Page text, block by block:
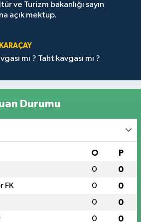
ve Turizm bakanlığı sayın
açık mektup.
mı ? Taht kavgası mı ?
Durumu
O P
0 0
FK 0 0
0 0
0 0